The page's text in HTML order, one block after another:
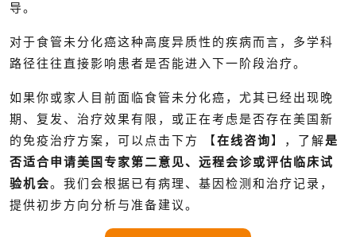
导。
对于食管未分化癌这种高度异质性的疾病而言，多学科
路径往往直接影响患者是否能进入下一阶段治疗。
如果你或家人目前面临食管未分化癌，尤其已经出现晚
期、复发、治疗效果有限，或正在考虑是否存在美国新
的免疫治疗方案，可以点击下方 【在线咨询】，了解是
否适合申请美国专家第二意见、远程会诊或评估临床试
验机会。我们会根据已有病理、基因检测和治疗记录，
提供初步方向分析与准备建议。